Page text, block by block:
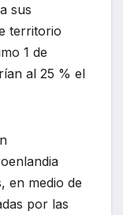
sus
territorio
1 de
al 25 % el
en medio de
por las